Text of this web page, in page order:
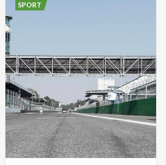
SPORT